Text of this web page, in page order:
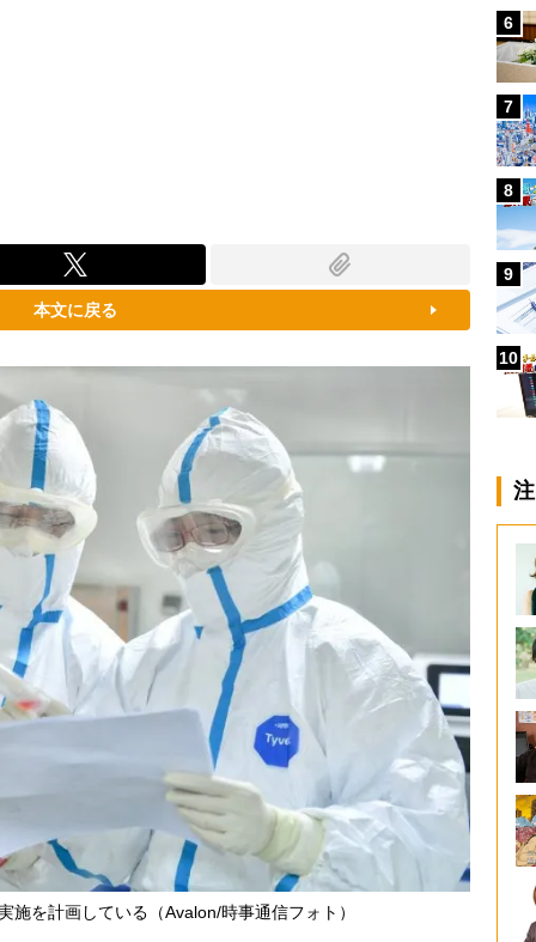
本文に戻る
施を計画している（Avalon/時事通信フォト）
6
7
8
9
10